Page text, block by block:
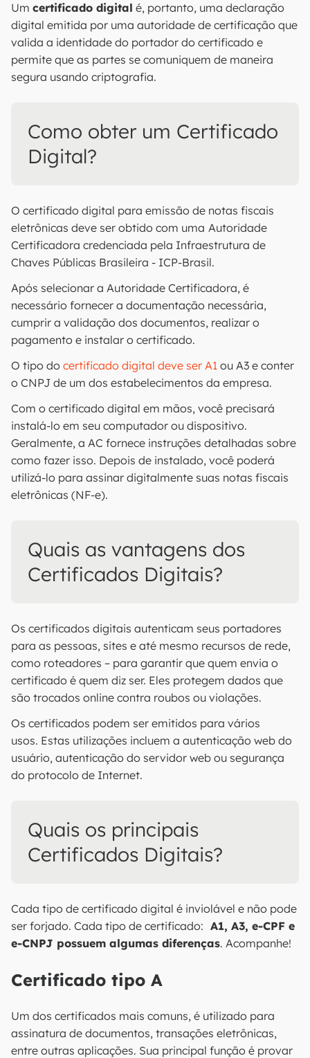
Um certificado digital é, portanto, uma declaração
digital emitida por uma autoridade de certificação que
valida a identidade do portador do certificado e
permite que as partes se comuniquem de maneira
segura usando criptografia.
Como obter um Certificado
Digital?
O certificado digital para emissão de notas fiscais
eletrônicas deve ser obtido com uma Autoridade
Certificadora credenciada pela Infraestrutura de
Chaves Públicas Brasileira - ICP-Brasil.
Após selecionar a Autoridade Certificadora, é
necessário fornecer a documentação necessária,
cumprir a validação dos documentos, realizar o
pagamento e instalar o certificado.
O tipo do certificado digital deve ser A1 ou A3 e conter
o CNPJ de um dos estabelecimentos da empresa.
Com o certificado digital em mãos, você precisará
instalá-lo em seu computador ou dispositivo.
Geralmente, a AC fornece instruções detalhadas sobre
como fazer isso. Depois de instalado, você poderá
utilizá-lo para assinar digitalmente suas notas fiscais
eletrônicas (NF-e).
Quais as vantagens dos
Certificados Digitais?
Os certificados digitais autenticam seus portadores
para as pessoas, sites e até mesmo recursos de rede,
como roteadores – para garantir que quem envia o
certificado é quem diz ser. Eles protegem dados que
são trocados online contra roubos ou violações.
Os certificados podem ser emitidos para vários
usos. Estas utilizações incluem a autenticação web do
usuário, autenticação do servidor web ou segurança
do protocolo de Internet.
Quais os principais
Certificados Digitais?
Cada tipo de certificado digital é inviolável e não pode
ser forjado. Cada tipo de certificado: A1, A3, e-CPF e
e-CNPJ possuem algumas diferenças. Acompanhe!
Certificado tipo A
Um dos certificados mais comuns, é utilizado para
assinatura de documentos, transações eletrônicas,
entre outras aplicações. Sua principal função é provar